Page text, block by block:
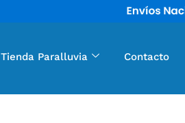
Tienda Paralluvia Contacto